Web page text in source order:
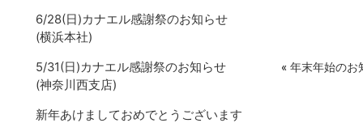
6/28(日)カナエル感謝祭のお知らせ
(横浜本社)
5/31(日)カナエル感謝祭のお知らせ
(神奈川西支店)
新年あけましておめでとうございます
« 年末年始のお